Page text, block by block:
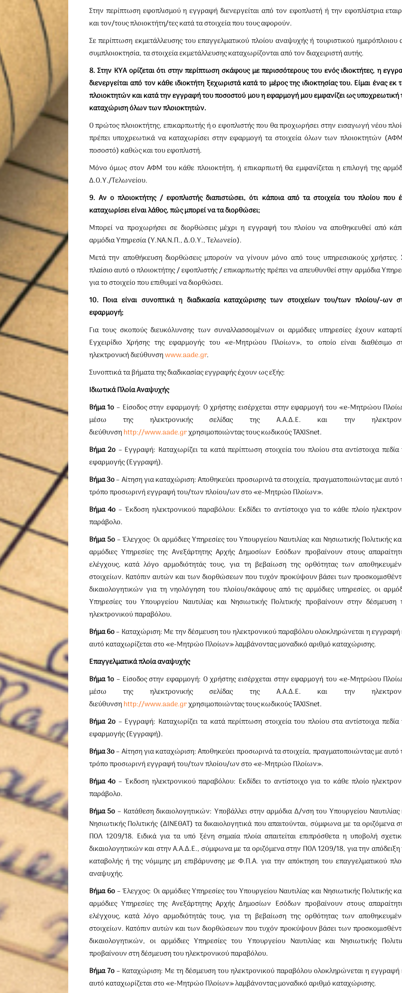
Στην περίπτωση εφοπλισμού η εγγραφή διενεργείται από τον εφοπλιστή ή την εφοπλίστρια
και τον/τους πλοιοκτήτη/τες κατά τα στοιχεία που τους αφορούν.
Σε περίπτωση εκμετάλλευσης του επαγγελματικού πλοίου αναψυχής ή τουριστικού ημερόπλοιου
συμπλοιοκτησία, τα στοιχεία εκμετάλλευσης καταχωρίζονται από τον διαχειριστή αυτής.
8. Στην ΚΥΑ ορίζεται ότι στην περίπτωση σκάφους με περισσότερους του ενός ιδιοκτήτες, η
διενεργείται από τον κάθε ιδιοκτήτη ξεχωριστά κατά το μέρος της ιδιοκτησίας του. Είμαι ένας εκ
πλοιοκτητών και κατά την εγγραφή του ποσοστού μου η εφαρμογή μου εμφανίζει ως υποχρεωτική
καταχώριση όλων των πλοιοκτητών.
Ο πρώτος πλοιοκτήτης, επικαρπωτής ή ο εφοπλιστής που θα προχωρήσει στην εισαγωγή νέου
πρέπει υποχρεωτικά να καταχωρίσει στην εφαρμογή τα στοιχεία όλων των πλοιοκτητών
ποσοστό) καθώς και του εφοπλιστή.
Μόνο όμως στον ΑΦΜ του κάθε πλοιοκτήτη, ή επικαρπωτή θα εμφανίζεται η επιλογή της
Δ.Ο.Υ./Τελωνείου.
9. Αν ο πλοιοκτήτης / εφοπλιστής διαπιστώσει, ότι κάποια από τα στοιχεία του πλοίου που
καταχωρίσει είναι λάθος, πώς μπορεί να τα διορθώσει;
Μπορεί να προχωρήσει σε διορθώσεις μέχρι η εγγραφή του πλοίου να αποθηκευθεί από
αρμόδια Υπηρεσία (Υ.ΝΑ.Ν.Π., Δ.Ο.Υ., Τελωνείο).
Μετά την αποθήκευση διορθώσεις μπορούν να γίνουν μόνο από τους υπηρεσιακούς χρήστες.
πλαίσιο αυτό ο πλοιοκτήτης / εφοπλιστής / επικαρπωτής πρέπει να απευθυνθεί στην αρμόδια
για το στοιχείο που επιθυμεί να διορθώσει.
10. Ποια είναι συνοπτικά η διαδικασία καταχώρισης των στοιχείων του/των πλοίου/-ων
εφαρμογή;
Για τους σκοπούς διευκόλυνσης των συναλλασσομένων οι αρμόδιες υπηρεσίες έχουν
Εγχειρίδιο Χρήσης της εφαρμογής του «e-Μητρώου Πλοίων», το οποίο είναι διαθέσιμο
ηλεκτρονική διεύθυνσηwww.aade.gr.
Συνοπτικά τα βήματα της διαδικασίας εγγραφής έχουν ως εξής:
Ιδιωτικά Πλοία Αναψυχής
Βήμα 1ο – Είσοδος στην εφαρμογή: Ο χρήστης εισέρχεται στην εφαρμογή του «e-Μητρώου
μέσω της ηλεκτρονικής σελίδας της Α.Α.Δ.Ε. και την
διεύθυνσηhttp://www.aade.grχρησιμοποιώντας τους κωδικούς TAXISnet.
Βήμα 2ο – Εγγραφή: Καταχωρίζει τα κατά περίπτωση στοιχεία του πλοίου στα αντίστοιχα πεδία
εφαρμογής (Εγγραφή).
Βήμα 3ο– Αίτηση για καταχώριση: Αποθηκεύει προσωρινά τα στοιχεία, πραγματοποιώντας με αυτό
τρόπο προσωρινή εγγραφή του/των πλοίου/ων στο «e-Μητρώο Πλοίων».
Βήμα 4ο – Έκδοση ηλεκτρονικού παραβόλου: Εκδίδει το αντίστοιχο για το κάθε πλοίο
παράβολο.
Βήμα 5ο– Έλεγχος: Οι αρμόδιες Υπηρεσίες του Υπουργείου Ναυτιλίας και Νησιωτικής Πολιτικής
αρμόδιες Υπηρεσίες της Ανεξάρτητης Αρχής Δημοσίων Εσόδων προβαίνουν στους
ελέγχους, κατά λόγο αρμοδιότητάς τους, για τη βεβαίωση της ορθότητας των
στοιχείων. Κατόπιν αυτών και των διορθώσεων που τυχόν προκύψουν βάσει των
δικαιολογητικών για τη νηολόγηση του πλοίου/σκάφους από τις αρμόδιες υπηρεσίες, οι
Υπηρεσίες του Υπουργείου Ναυτιλίας και Νησιωτικής Πολιτικής προβαίνουν στην δέσμευση
ηλεκτρονικού παραβόλου.
Βήμα 6ο– Καταχώριση: Με την δέσμευση του ηλεκτρονικού παραβόλου ολοκληρώνεται η εγγραφή
αυτό καταχωρίζεται στο «e-Μητρώο Πλοίων» λαμβάνοντας μοναδικό αριθμό καταχώρισης.
Επαγγελματικά πλοία αναψυχής
Βήμα 1ο – Είσοδος στην εφαρμογή: Ο χρήστης εισέρχεται στην εφαρμογή του «e-Μητρώου
μέσω της ηλεκτρονικής σελίδας της Α.Α.Δ.Ε. και την
διεύθυνσηhttp://www.aade.grχρησιμοποιώντας τους κωδικούς TAXISnet.
Βήμα 2ο – Εγγραφή: Καταχωρίζει τα κατά περίπτωση στοιχεία του πλοίου στα αντίστοιχα πεδία
εφαρμογής (Εγγραφή).
Βήμα 3ο– Αίτηση για καταχώριση: Αποθηκεύει προσωρινά τα στοιχεία, πραγματοποιώντας με αυτό
τρόπο προσωρινή εγγραφή του/των πλοίου/ων στο «e-Μητρώο Πλοίων».
Βήμα 4ο – Έκδοση ηλεκτρονικού παραβόλου: Εκδίδει το αντίστοιχο για το κάθε πλοίο
παράβολο.
Βήμα 5ο – Κατάθεση δικαιολογητικών: Υποβάλλει στην αρμόδια Δ/νση του Υπουργείου Ναυτιλίας
Νησιωτικής Πολιτικής (ΔΙΝΕΘΑΤ) τα δικαιολογητικά που απαιτούνται, σύμφωνα με τα οριζόμενα
ΠΟΛ 1209/18. Ειδικά για τα υπό ξένη σημαία πλοία απαιτείται επιπρόσθετα η υποβολή
δικαιολογητικών και στην Α.Α.Δ.Ε., σύμφωνα με τα οριζόμενα στην ΠΟΛ 1209/18, για την απόδειξη
καταβολής ή της νόμιμης μη επιβάρυνσης με Φ.Π.Α. για την απόκτηση του επαγγελματικού
αναψυχής.
Βήμα 6ο– Έλεγχος: Οι αρμόδιες Υπηρεσίες του Υπουργείου Ναυτιλίας και Νησιωτικής Πολιτικής
αρμόδιες Υπηρεσίες της Ανεξάρτητης Αρχής Δημοσίων Εσόδων προβαίνουν στους
ελέγχους, κατά λόγο αρμοδιότητάς τους, για τη βεβαίωση της ορθότητας των
στοιχείων. Κατόπιν αυτών και των διορθώσεων που τυχόν προκύψουν βάσει των
δικαιολογητικών, οι αρμόδιες Υπηρεσίες του Υπουργείου Ναυτιλίας και Νησιωτικής
προβαίνουν στη δέσμευση του ηλεκτρονικού παραβόλου.
Βήμα 7ο– Καταχώριση: Με τη δέσμευση του ηλεκτρονικού παραβόλου ολοκληρώνεται η εγγραφή
αυτό καταχωρίζεται στο «e-Μητρώο Πλοίων» λαμβάνοντας μοναδικό αριθμό καταχώρισης.